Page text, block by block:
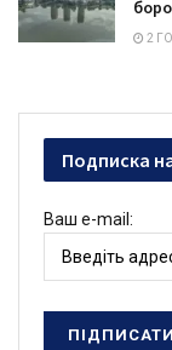
2
Подписка
Ваш e-mail: